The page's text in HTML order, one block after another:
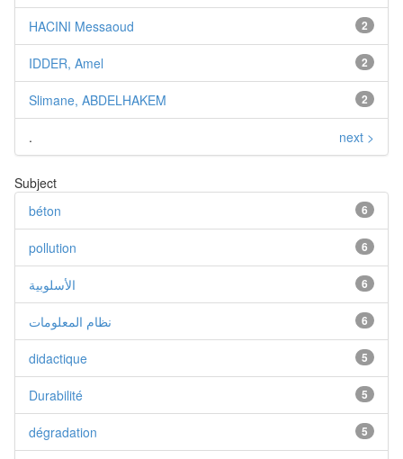
2
HACINI Messaoud
2
IDDER, Amel
2
Slimane, ABDELHAKEM
. next >
Subject
6
béton
6
pollution
6 الأسلوبية
6 نظام المعلومات
5
didactique
5
Durabilité
5
dégradation